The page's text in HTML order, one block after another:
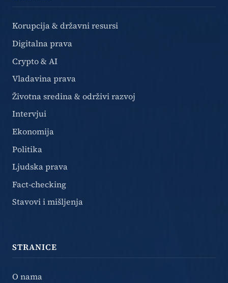
Korupcija & državni resursi
Digitalna prava
Crypto & AI
Vladavina prava
Životna sredina & održivi razvoj
Intervjui
Ekonomija
Politika
Ljudska prava
Fact-checking
Stavovi i mišljenja
STRANICE
O nama